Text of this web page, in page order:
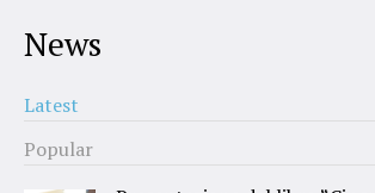
News
Latest
Popular